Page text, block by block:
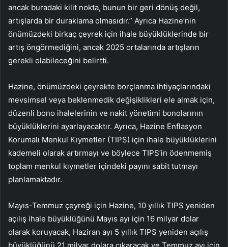
ancak buradaki kilit nokta, bunun bir geri dönüş değil,
artışlarda bir duraklama olmasıdır.” Ayrıca Hazine’nin
önümüzdeki birkaç çeyrek için ihale büyüklüklerinde bir
artış öngörmediğini, ancak 2025 ortalarında artışların
gerekli olabileceğini belirtti.
Hazine, önümüzdeki çeyrekte borçlanma ihtiyaçlarındaki
mevsimsel veya beklenmedik değişiklikleri ele almak için,
düzenli bono ihalelerinin ve nakit yönetimi bonolarının
büyüklüklerini ayarlayacaktır. Ayrıca, Hazine Enflasyon
Korumalı Menkul Kıymetler (TIPS) için ihale büyüklüklerini
kademeli olarak artırmayı ve böylece TIPS’in ödenmemiş
toplam menkul kıymetler içindeki payını sabit tutmayı
planlamaktadır.
Mayıs-Temmuz çeyreği için Hazine, 10 yıllık TIPS yeniden
açılış ihale büyüklüğünü Mayıs ayı için 16 milyar dolar
olarak koruyacak, Haziran ayı 5 yıllık TIPS yeniden açılış